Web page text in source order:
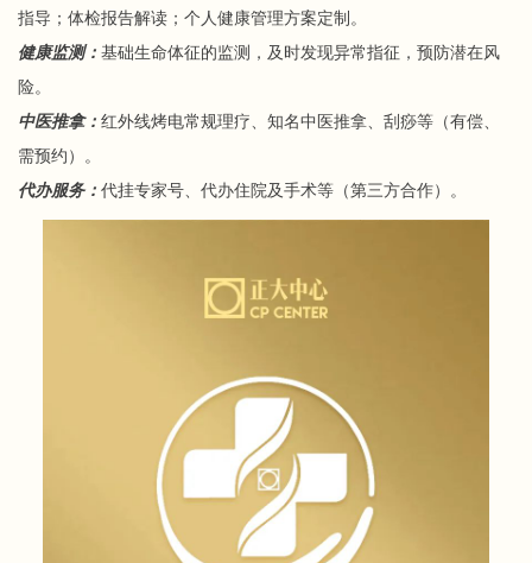
指导；体检报告解读；个人健康管理方案定制。
健康监测： 基础生命体征的监测，及时发现异常指征，预防潜在风
险。
中医推拿： 红外线烤电常规理疗、知名中医推拿、刮痧等（有偿、
需预约）。
代办服务： 代挂专家号、代办住院及手术等（第三方合作）。